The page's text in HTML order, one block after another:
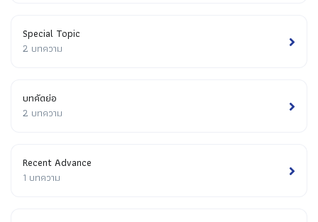
Special Topic
2 บทความ
บทคัดย่อ
2 บทความ
Recent Advance
1 บทความ